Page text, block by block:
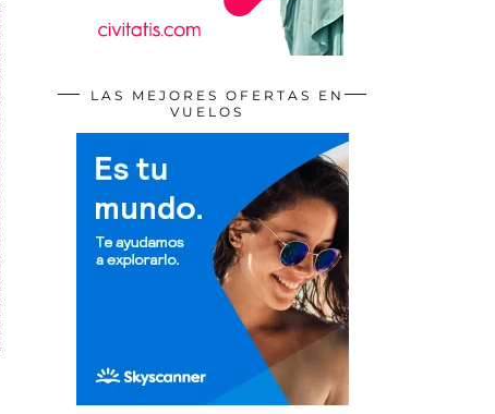
LAS MEJORES OFERTAS EN
VUELOS